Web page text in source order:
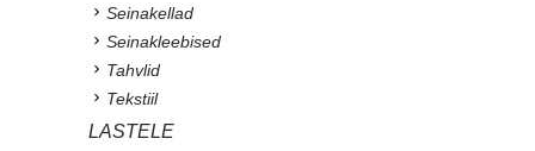
Seinakellad
Seinakleebised
Tahvlid
Tekstiil
LASTELE